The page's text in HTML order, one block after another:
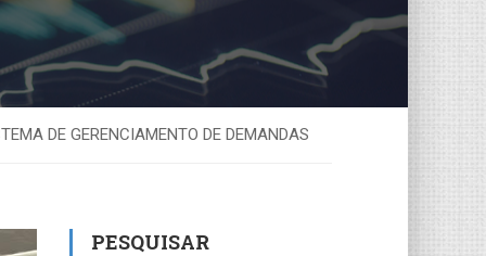
DE GERENCIAMENTO DE DEMANDAS
PESQUISAR